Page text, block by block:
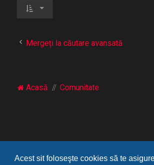
Acest sit foloseşte cookies să te
Mergeți la căutare avansată
Acasă Comunitate